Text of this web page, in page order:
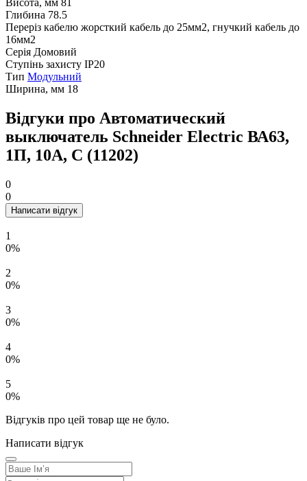
Висота, мм 81
Глибина 78.5
Переріз кабелю жорсткий кабель до 25мм2, гнучкий кабель до
16мм2
Серія Домовий
Ступінь захисту ІР20
Тип Модульний
Ширина, мм 18
Відгуки про Автоматический
выключатель Schneider Electric ВА63,
1П, 10A, C (11202)
0
0
Написати відгук
1
0%
2
0%
3
0%
4
0%
5
0%
Відгуків про цей товар ще не було.
Написати відгук